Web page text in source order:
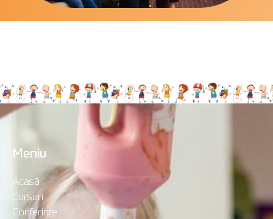
Meniu
Acasă
Cursuri
Conferințe